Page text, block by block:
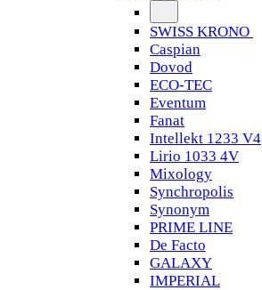
SWISS KRONO
Caspian
Dovod
ECO-TEC
Eventum
Fanat
Intellekt 1233 V4
Lirio 1033 4V
Mixology
Synchropolis
Synonym
PRIME LINE
De Facto
GALAXY
IMPERIAL